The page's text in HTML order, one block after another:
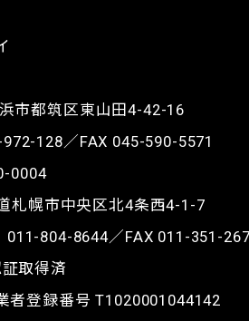
市都筑区東山田4-42-16
972-128／FAX 045-590-5571
0004
札幌市中央区北4条西4-1-7
011-804-8644／FAX 011-351-
取得済
者登録番号 T1020001044142